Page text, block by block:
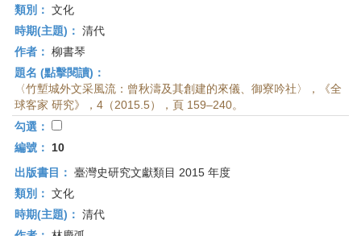
類別： 文化
時期(主題)： 清代
作者： 柳書琴
題名 (點擊閱讀)：
〈竹塹城外文采風流：曾秋濤及其創建的來儀、御寮吟社〉，《全
球客家 研究》，4（2015.5），頁 159–240。
勾選：
編號：
10
出版書目： 臺灣史研究文獻類目 2015 年度
類別： 文化
時期(主題)： 清代